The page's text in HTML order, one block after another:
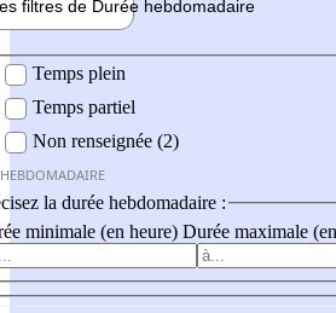
filtres de Durée hebdomadaire
Temps plein
Temps partiel
Non renseignée (2)
la durée hebdomadaire :
minimale (en heure) Durée maximale